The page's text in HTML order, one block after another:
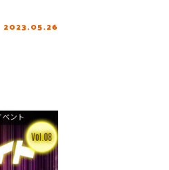
2023.05.26